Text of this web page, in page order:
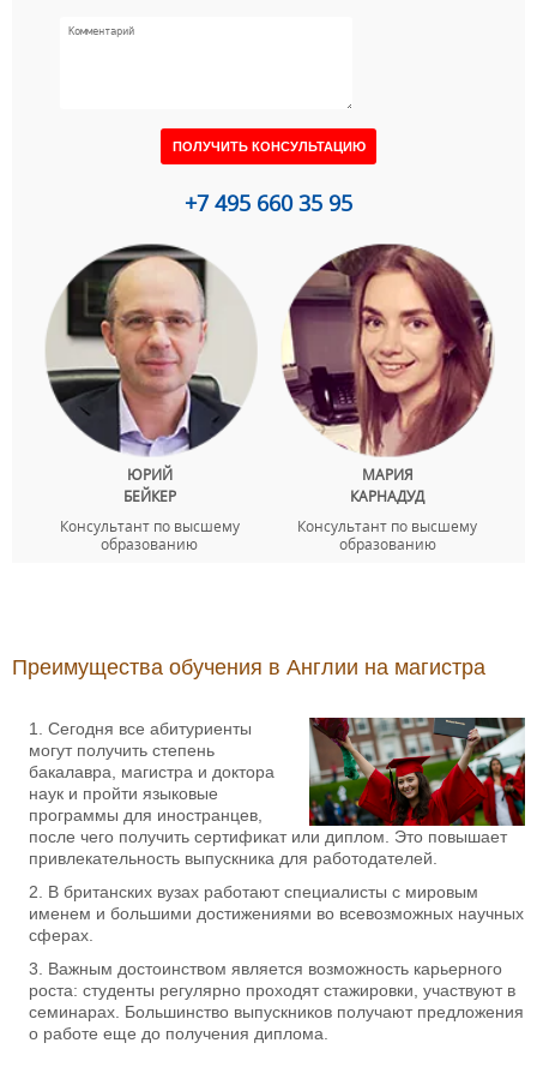
+7 495 660 35 95
ЮРИЙ
БЕЙКЕР
Консультант по высшему
образованию
МАРИЯ
КАРНАДУД
Консультант по высшему
образованию
Преимущества обучения в Англии на магистра
Сегодня все абитуриенты
могут получить степень
бакалавра, магистра и доктора
наук и пройти языковые
программы для иностранцев,
после чего получить сертификат или диплом. Это повышает
привлекательность выпускника для работодателей.
В британских вузах работают специалисты с мировым
именем и большими достижениями во всевозможных научных
сферах.
Важным достоинством является возможность карьерного
роста: студенты регулярно проходят стажировки, участвуют в
семинарах. Большинство выпускников получают предложения
о работе еще до получения диплома.